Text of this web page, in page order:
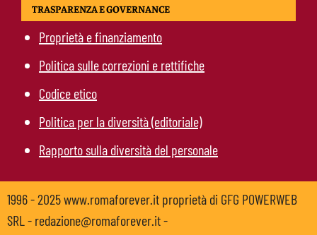
TRASPARENZA E GOVERNANCE
Proprietà e finanziamento
Politica sulle correzioni e rettifiche
Codice etico
Politica per la diversità (editoriale)
Rapporto sulla diversità del personale
1996 - 2025 www.romaforever.it proprietà di GFG POWERWEB
SRL - redazione@romaforever.it -